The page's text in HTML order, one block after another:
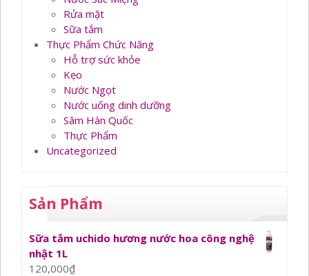
Rửa mặt
Sữa tắm
Thực Phẩm Chức Năng
Hỗ trợ sức khỏe
Kẹo
Nước Ngọt
Nước uống dinh dưỡng
Sâm Hàn Quốc
Thực Phẩm
Uncategorized
Sản Phẩm
Sữa tắm uchido hương nước hoa công nghệ
nhật 1L
120,000₫